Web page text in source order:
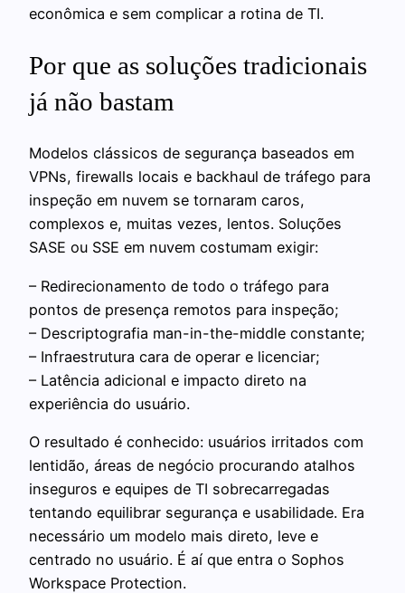
econômica e sem complicar a rotina de TI.
Por que as soluções tradicionais
já não bastam
Modelos clássicos de segurança baseados em
VPNs, firewalls locais e backhaul de tráfego para
inspeção em nuvem se tornaram caros,
complexos e, muitas vezes, lentos. Soluções
SASE ou SSE em nuvem costumam exigir:
– Redirecionamento de todo o tráfego para
pontos de presença remotos para inspeção;
– Descriptografia man-in-the-middle constante;
– Infraestrutura cara de operar e licenciar;
– Latência adicional e impacto direto na
experiência do usuário.
O resultado é conhecido: usuários irritados com
lentidão, áreas de negócio procurando atalhos
inseguros e equipes de TI sobrecarregadas
tentando equilibrar segurança e usabilidade. Era
necessário um modelo mais direto, leve e
centrado no usuário. É aí que entra o Sophos
Workspace Protection.